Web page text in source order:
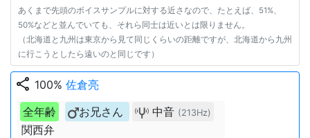
あくまで先頭のボイスサンプルに対する近さなので、たとえば、51%、
50%などと並んでいても、それら同士は近いとは限りません。
（北海道と九州は東京から見て同じくらいの距離ですが、北海道から九州
に行こうとしたら遠いのと同じです）
share 100% 佐倉亮
全年齢
お兄さん 中音 (213Hz)
関西弁